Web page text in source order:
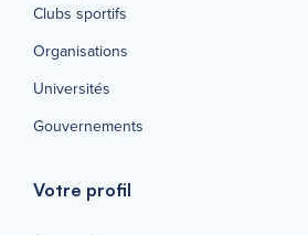
Clubs sportifs
Organisations
Universités
Gouvernements
Votre profil